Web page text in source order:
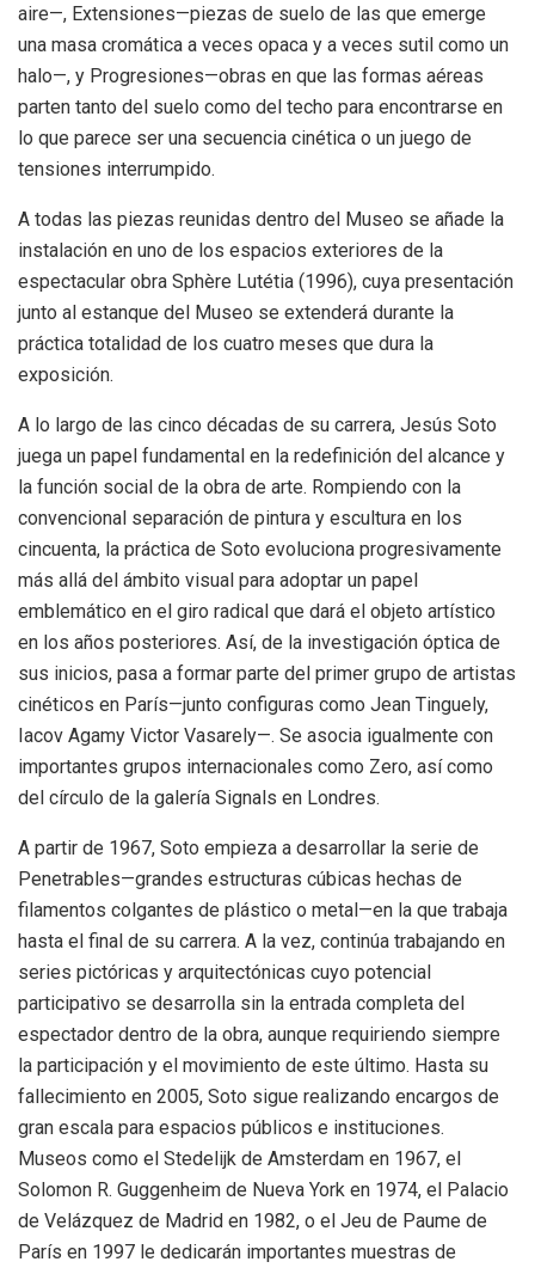
aire—, Extensiones—piezas de suelo de las que emerge
una masa cromática a veces opaca y a veces sutil como un
halo—, y Progresiones—obras en que las formas aéreas
parten tanto del suelo como del techo para encontrarse en
lo que parece ser una secuencia cinética o un juego de
tensiones interrumpido.
A todas las piezas reunidas dentro del Museo se añade la
instalación en uno de los espacios exteriores de la
espectacular obra Sphère Lutétia (1996), cuya presentación
junto al estanque del Museo se extenderá durante la
práctica totalidad de los cuatro meses que dura la
exposición.
A lo largo de las cinco décadas de su carrera, Jesús Soto
juega un papel fundamental en la redefinición del alcance y
la función social de la obra de arte. Rompiendo con la
convencional separación de pintura y escultura en los
cincuenta, la práctica de Soto evoluciona progresivamente
más allá del ámbito visual para adoptar un papel
emblemático en el giro radical que dará el objeto artístico
en los años posteriores. Así, de la investigación óptica de
sus inicios, pasa a formar parte del primer grupo de artistas
cinéticos en París—junto configuras como Jean Tinguely,
Iacov Agamy Victor Vasarely—. Se asocia igualmente con
importantes grupos internacionales como Zero, así como
del círculo de la galería Signals en Londres.
A partir de 1967, Soto empieza a desarrollar la serie de
Penetrables—grandes estructuras cúbicas hechas de
filamentos colgantes de plástico o metal—en la que trabaja
hasta el final de su carrera. A la vez, continúa trabajando en
series pictóricas y arquitectónicas cuyo potencial
participativo se desarrolla sin la entrada completa del
espectador dentro de la obra, aunque requiriendo siempre
la participación y el movimiento de este último. Hasta su
fallecimiento en 2005, Soto sigue realizando encargos de
gran escala para espacios públicos e instituciones.
Museos como el Stedelijk de Amsterdam en 1967, el
Solomon R. Guggenheim de Nueva York en 1974, el Palacio
de Velázquez de Madrid en 1982, o el Jeu de Paume de
París en 1997 le dedicarán importantes muestras de